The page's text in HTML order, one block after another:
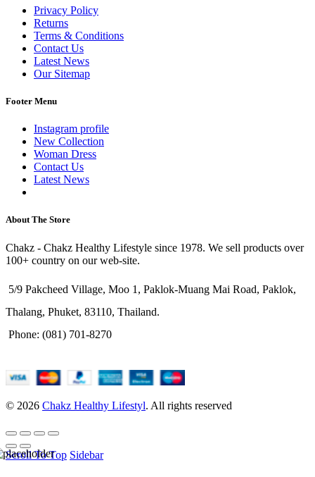
Privacy Policy
Returns
Terms & Conditions
Contact Us
Latest News
Our Sitemap
Footer Menu
Instagram profile
New Collection
Woman Dress
Contact Us
Latest News
About The Store
Chakz - Chakz Healthy Lifestyle since 1978. We sell products over
100+ country on our web-site.
5/9 Pakcheed Village, Moo 1, Paklok-Muang Mai Road, Paklok,
Thalang, Phuket, 83110, Thailand.
Phone: (081) 701-8270
© 2026 Chakz Healthy Lifestyl. All rights reserved
Scroll To Top Sidebar